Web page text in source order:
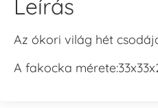
Leírás
Az ókori világ hét
A fakocka